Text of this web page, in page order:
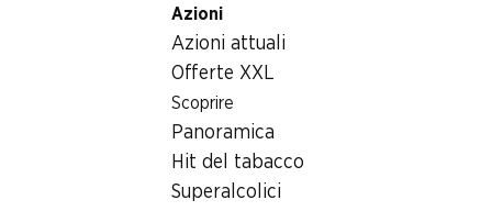
Azioni
Azioni attuali
Offerte XXL
Scoprire
Panoramica
Hit del tabacco
Superalcolici
Generi alimentari
Miscela di Pasqua Coniglietto dorato Lindt